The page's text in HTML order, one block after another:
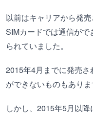
以前はキャリアから発
SIMカードでは通信が
られていました。
2015年4月までに発売
ができないものもありま
しかし、2015年5月以降